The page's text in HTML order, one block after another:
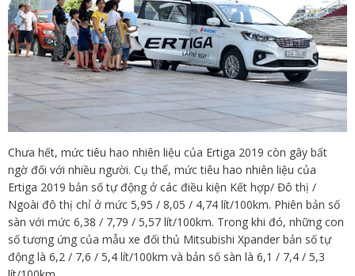
Chưa hết, mức tiêu hao nhiên liệu của Ertiga 2019 còn gây bất
ngờ đối với nhiều người. Cụ thể, mức tiêu hao nhiên liệu của
Ertiga 2019 bản số tự động ở các điều kiện Kết hợp/ Đô thị /
Ngoài đô thị chỉ ở mức 5,95 / 8,05 / 4,74 lít/100km. Phiên bản số
sàn với mức 6,38 / 7,79 / 5,57 lít/100km. Trong khi đó, những con
số tương ứng của mẫu xe đối thủ Mitsubishi Xpander bản số tự
động là 6,2 / 7,6 / 5,4 lít/100km và bản số sàn là 6,1 / 7,4 / 5,3